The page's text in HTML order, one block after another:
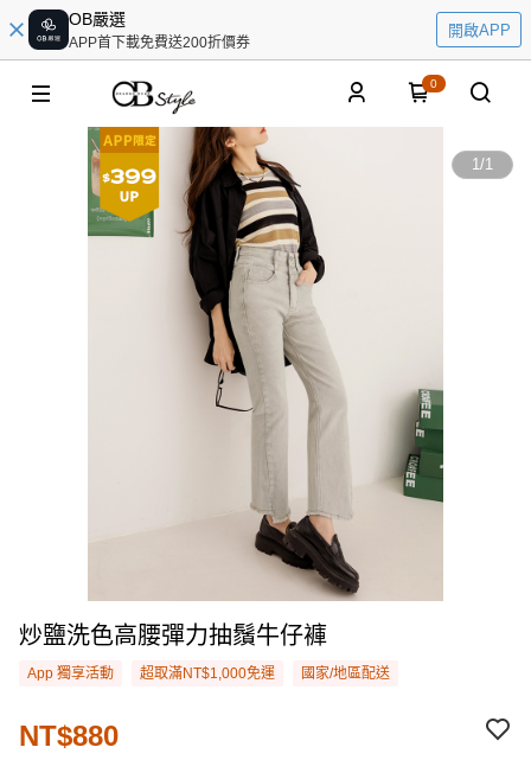
OB嚴選
APP首下載免費送200折價券
開啟APP
0
1/1
炒鹽洗色高腰彈力抽鬚牛仔褲
App 獨享活動 超取滿NT$1,000免運 國家/地區配送
NT$880